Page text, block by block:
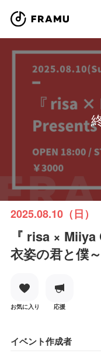
2025.08.10（日）
『 risa ×
衣姿の君と僕～
お気に入り 応援
イベント作成者